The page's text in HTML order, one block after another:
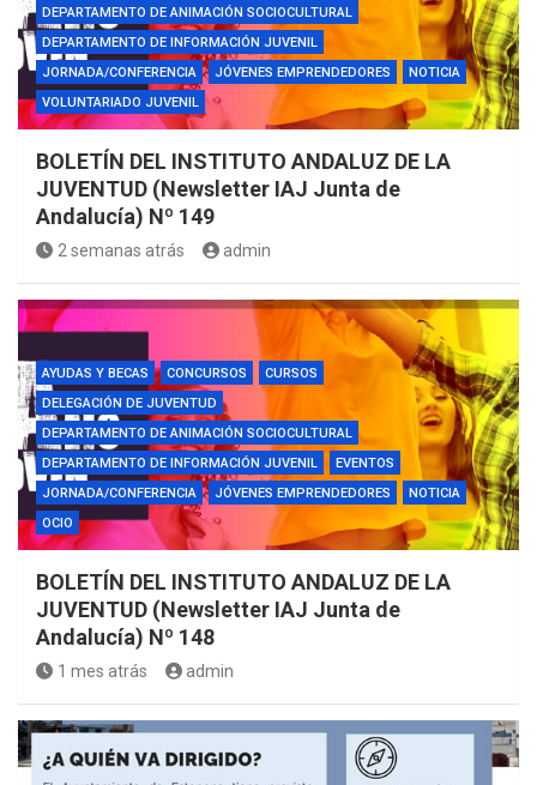
DEPARTAMENTO DE ANIMACIÓN SOCIOCULTURAL
DEPARTAMENTO DE INFORMACIÓN JUVENIL
JORNADA/CONFERENCIA
JÓVENES EMPRENDEDORES
NOTICIA
VOLUNTARIADO JUVENIL
BOLETÍN DEL INSTITUTO ANDALUZ DE LA
JUVENTUD (Newsletter IAJ Junta de
Andalucía) Nº 149
2 semanas atrás admin
AYUDAS Y BECAS CONCURSOS
CURSOS
DELEGACIÓN DE JUVENTUD
DEPARTAMENTO DE ANIMACIÓN SOCIOCULTURAL
DEPARTAMENTO DE INFORMACIÓN JUVENIL
EVENTOS
JORNADA/CONFERENCIA
JÓVENES EMPRENDEDORES
NOTICIA
OCIO
BOLETÍN DEL INSTITUTO ANDALUZ DE LA
JUVENTUD (Newsletter IAJ Junta de
Andalucía) Nº 148
1 mes atrás admin